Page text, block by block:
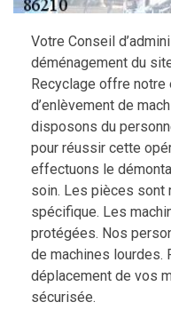
Votre Conseil
déménagement du
Recyclage offre
d’enlèvement de
disposons du
pour réussir cette
effectuons le
soin. Les pièces sont
spécifique. Les
protégées. Nos
de machines lourdes.
déplacement de vos
sécurisée.